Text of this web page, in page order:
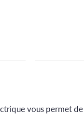
vous permet